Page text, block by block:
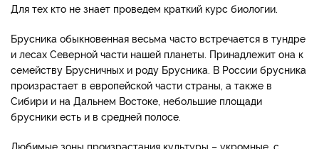
Для тех кто не знает проведем краткий курс биологии.
Брусника обыкновенная весьма часто встречается в тундре
и лесах Северной части нашей планеты. Принадлежит она к
семейству Брусничных и роду Брусника. В России брусника
произрастает в европейской части страны, а также в
Сибири и на Дальнем Востоке, небольшие площади
брусники есть и в средней полосе.
Любимые зоны произрастания культуры – укромные, с